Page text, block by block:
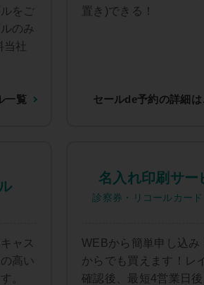
をご
のみ
社
一覧
置き)できる！
セールde予約の詳細は
ャス
高い
。
名入れ印刷サー
診察券・リコールカー
WEBから簡単申し込み
からでも買えます！レ
確認後、最短4営業日後